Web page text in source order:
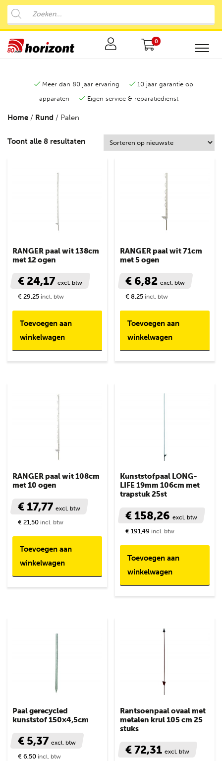
0
Meer dan 80 jaar ervaring
10 jaar garantie op
apparaten
Eigen service & reparatiedienst
Toont alle 8 resultaten
RANGER paal wit 138cm
met 12 ogen
€ 24,17 excl. btw
€ 29,25 incl. btw
Toevoegen aan
winkelwagen
RANGER paal wit 71cm
met 5 ogen
€ 6,82excl. btw
€ 8,25 incl. btw
Toevoegen aan
winkelwagen
RANGER paal wit 108cm
met 10 ogen
€ 17,77 excl. btw
€ 21,50 incl. btw
Toevoegen aan
winkelwagen
Kunststofpaal LONG-
LIFE 19mm 106cm met
trapstuk 25st
€ 158,26excl. btw
€ 191,49 incl. btw
Toevoegen aan
winkelwagen
Paal gerecycled
kunststof 150×4,5cm
€ 5,37 excl. btw
€ 6,50 incl. btw
Rantsoenpaal ovaal met
metalen krul 105 cm 25
stuks
€ 72,31excl. btw
Home / Rund / Palen